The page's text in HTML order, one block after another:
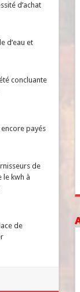
d’achat
d’eau et
concluante
payés
de
le kwh à
de